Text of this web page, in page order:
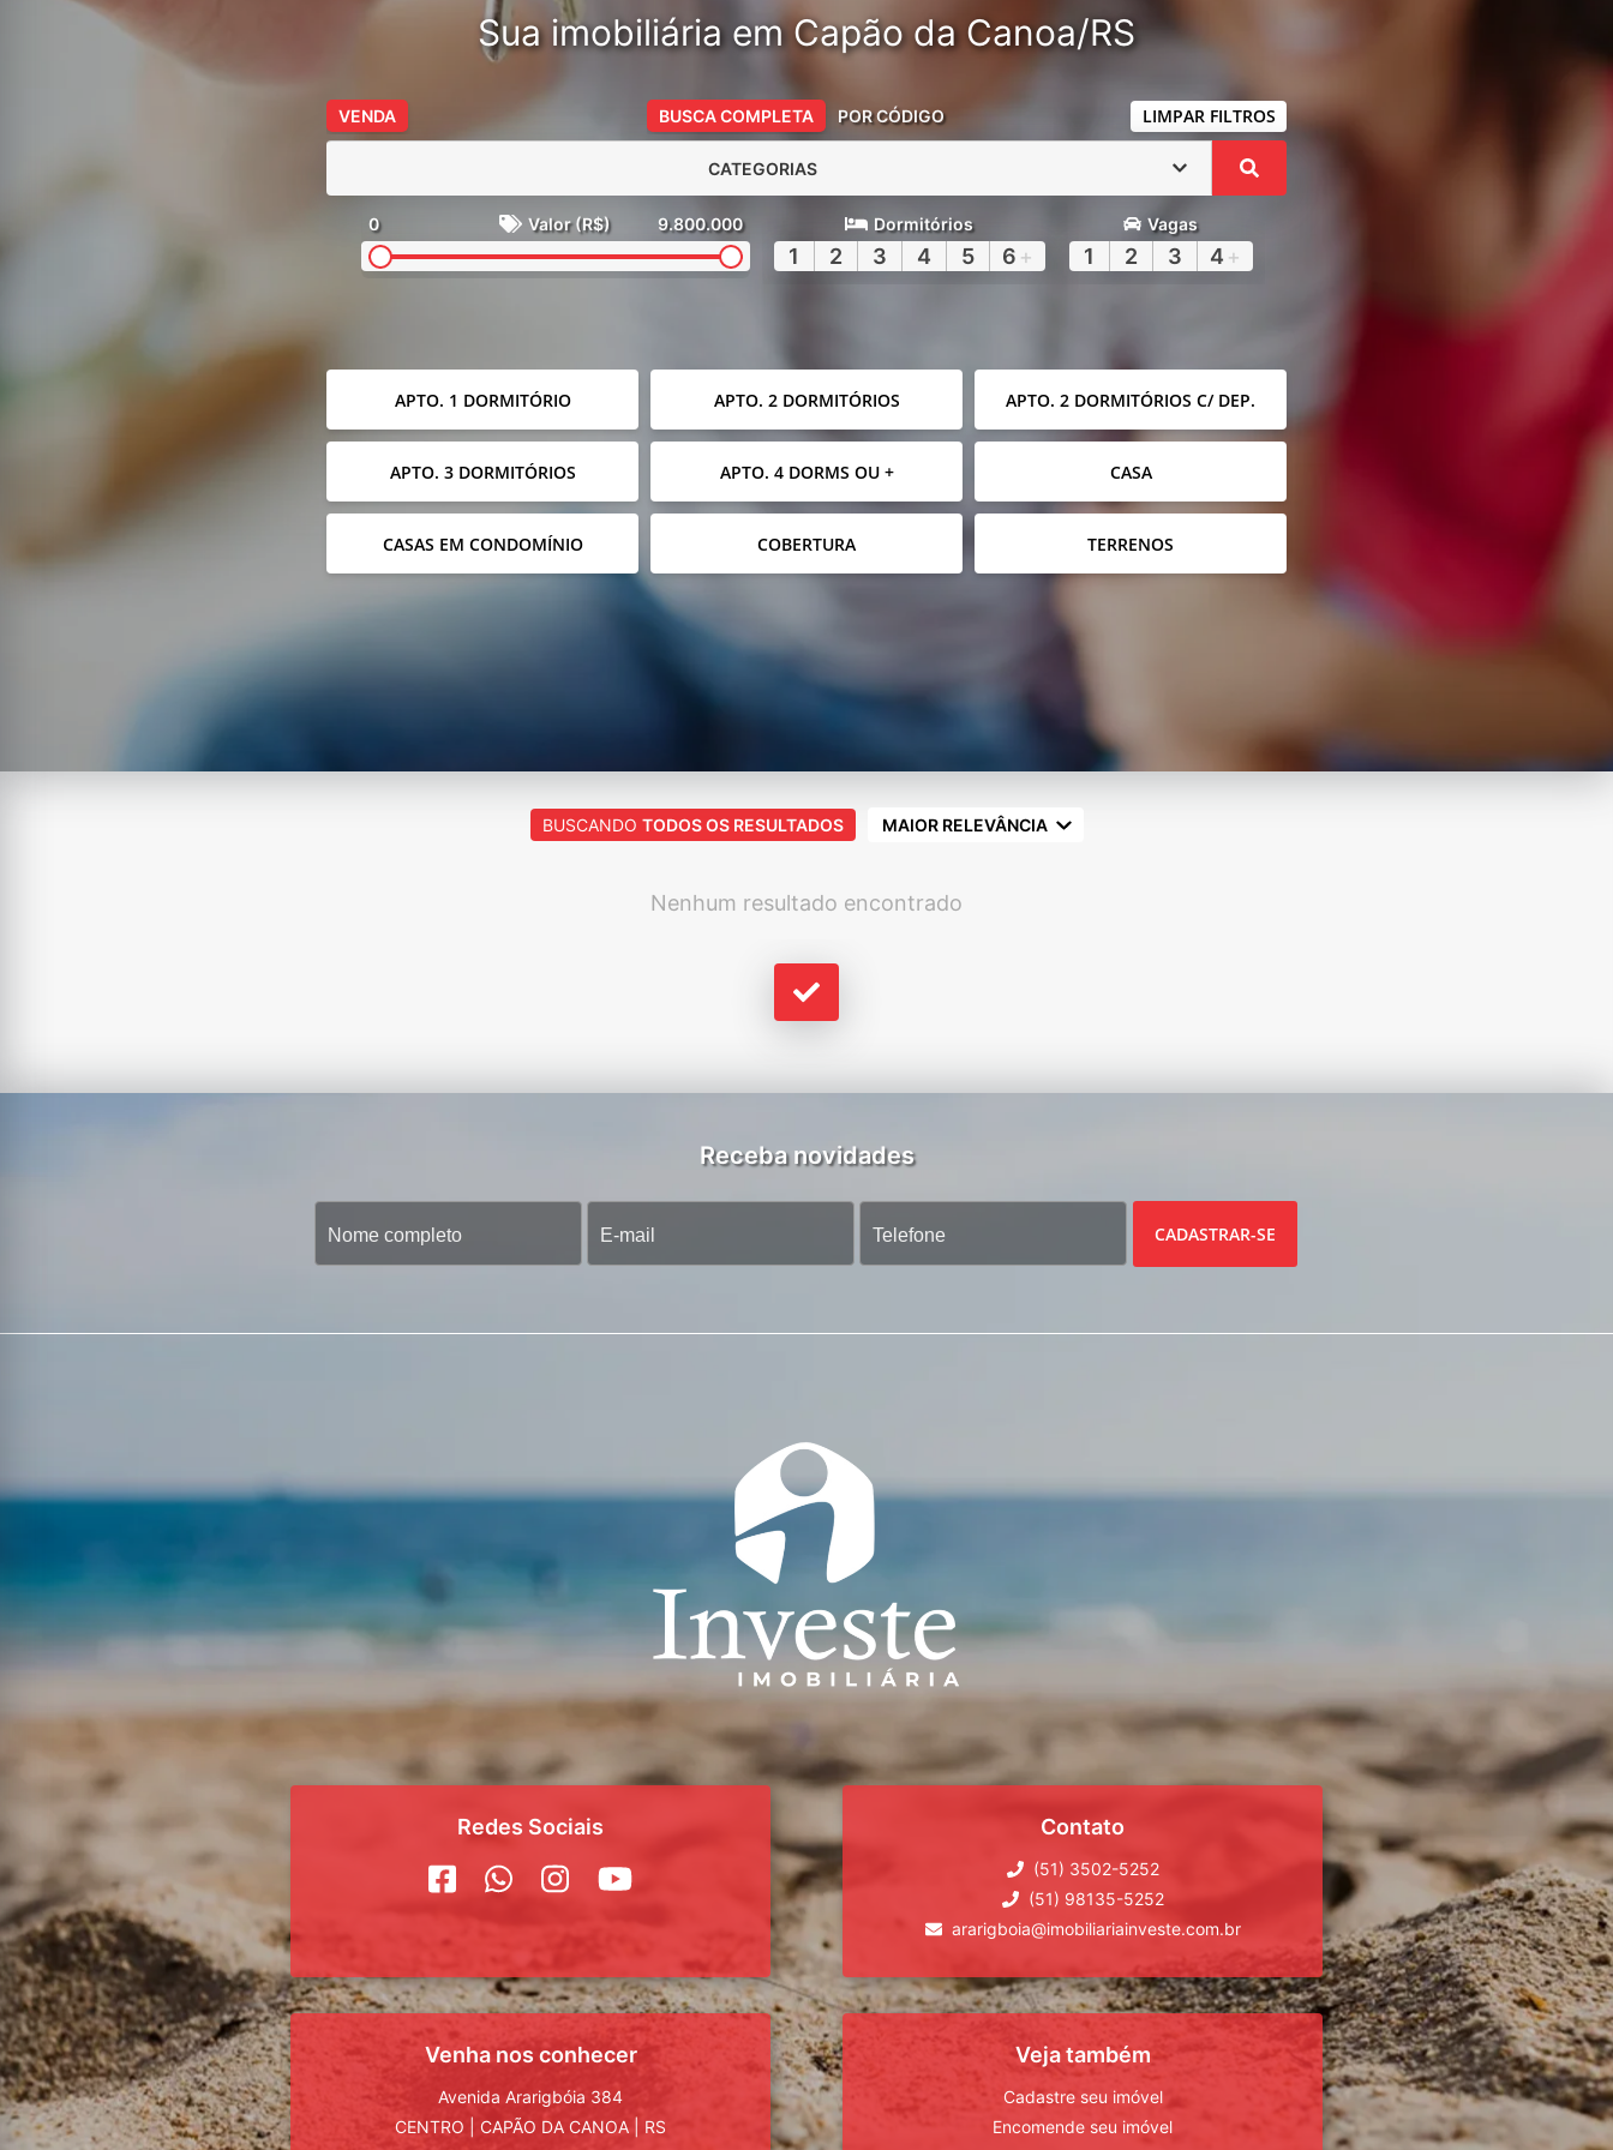
Sua imobiliária em Capão da Canoa/RS
VENDA BUSCA COMPLETA POR CÓDIGO LIMPAR FILTROS
CATEGORIAS
0 Valor (R$) 9.800.000 Dormitórios
1 2 3 4 5 6 +
Vagas
1 2 3 4 +
APTO. 1 DORMITÓRIO APTO. 2 DORMITÓRIOS APTO. 2 DORMITÓRIOS C/ DEP.
APTO. 3 DORMITÓRIOS APTO. 4 DORMS OU + CASA
CASAS EM CONDOMÍNIO COBERTURA TERRENOS
BUSCANDO TODOS OS RESULTADOS MAIOR RELEVÂNCIA
Nenhum resultado encontrado
Receba novidades
CADASTRAR-SE
Redes Sociais Contato
(51) 3502-5252
(51) 98135-5252
ararigboia@imobiliariainveste.com.br
Venha nos conhecer
Avenida Ararigbóia 384
CENTRO
CAPÃO DA CANOA
RS
Veja também
Cadastre seu imóvel
Encomende seu imóvel